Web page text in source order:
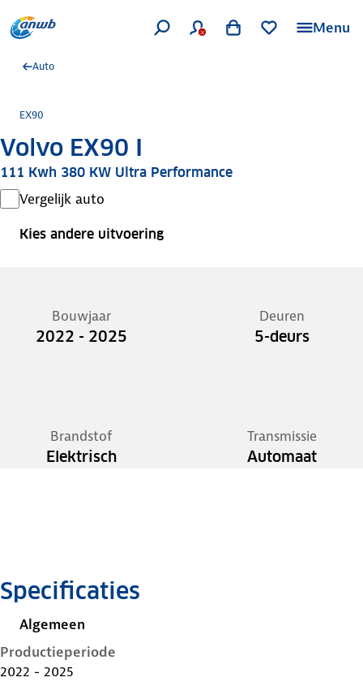
Menu
Auto
EX90
Volvo EX90 I
111 Kwh 380 KW Ultra Performance
Vergelijk auto
Kies andere uitvoering
Bouwjaar
2022 - 2025
Deuren
5-deurs
Brandstof
Elektrisch
Transmissie
Automaat
Specificaties
Algemeen
Productieperiode
2022 - 2025